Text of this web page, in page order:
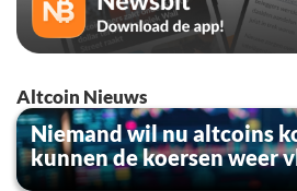
Altcoin Nieuws
Niemand wil nu altcoins
kunnen de koersen weer